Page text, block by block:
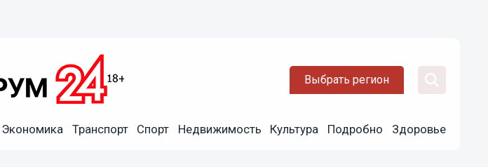
Выбрать регион
Экономика Транспорт Спорт Недвижимость Культура Подробно Здоровье